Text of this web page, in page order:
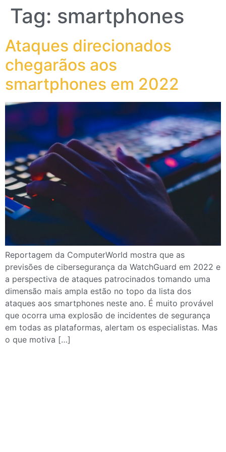
Tag: smartphones
Ataques direcionados
chegarãos aos
smartphones em 2022
Reportagem da ComputerWorld mostra que as
previsões de cibersegurança da WatchGuard em 2022 e
a perspectiva de ataques patrocinados tomando uma
dimensão mais ampla estão no topo da lista dos
ataques aos smartphones neste ano. É muito provável
que ocorra uma explosão de incidentes de segurança
em todas as plataformas, alertam os especialistas. Mas
o que motiva […]